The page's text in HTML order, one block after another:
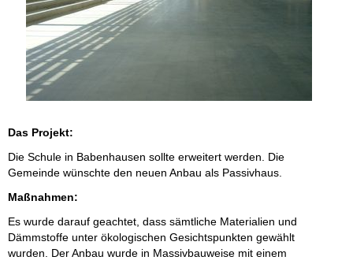
Das Projekt:
Die Schule in Babenhausen sollte erweitert werden. Die
Gemeinde wünschte den neuen Anbau als Passivhaus.
Maßnahmen:
Es wurde darauf geachtet, dass sämtliche Materialien und
Dämmstoffe unter ökologischen Gesichtspunkten gewählt
wurden. Der Anbau wurde in Massivbauweise mit einem